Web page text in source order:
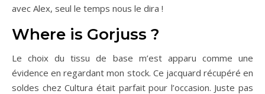
avec Alex, seul le temps nous le dira !
Where is Gorjuss ?
Le choix du tissu de base m’est apparu comme une
évidence en regardant mon stock. Ce jacquard récupéré en
soldes chez Cultura était parfait pour l’occasion. Juste pas